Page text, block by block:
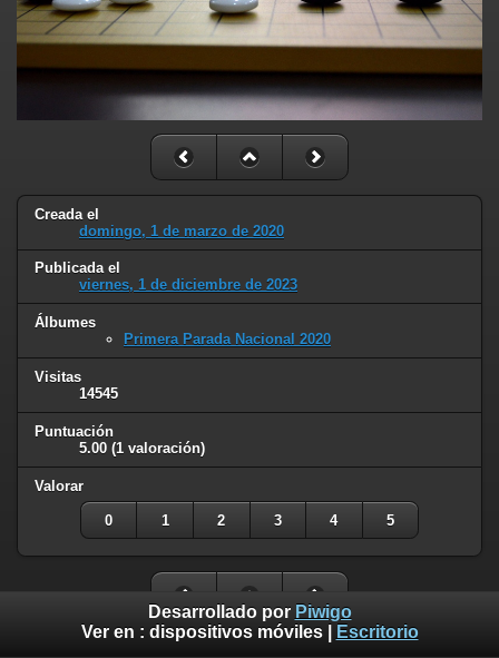
Creada el
domingo, 1 de marzo de 2020
Publicada el
viernes, 1 de diciembre de 2023
Álbumes
Primera Parada Nacional 2020
Visitas
14545
Puntuación
5.00 (1 valoración)
Valorar
0 1 2 3 4 5
Desarrollado por Piwigo
Ver en : dispositivos móviles| Escritorio